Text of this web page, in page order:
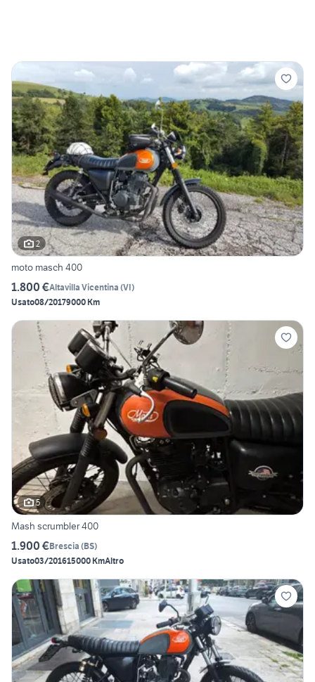
2
moto masch 400
1.800 €Altavilla Vicentina (VI)
Usato08/20179000 Km
5
Mash scrumbler 400
1.900 €Brescia (BS)
Usato03/201615000 KmAltro